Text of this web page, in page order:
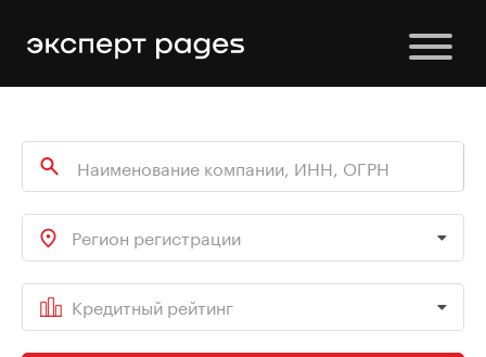
Регион регистрации
Кредитный рейтинг